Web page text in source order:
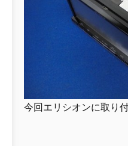
今回エリシオンに取り